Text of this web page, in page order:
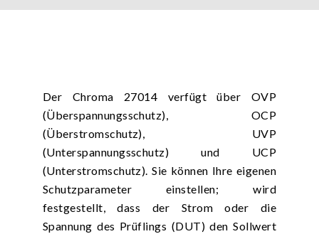
Der Chroma 27014 verfügt über OVP
(Überspannungsschutz), OCP
(Überstromschutz), UVP
(Unterspannungsschutz) und UCP
(Unterstromschutz). Sie können Ihre eigenen
Schutzparameter einstellen; wird
festgestellt, dass der Strom oder die
Spannung des Prüflings (DUT) den Sollwert